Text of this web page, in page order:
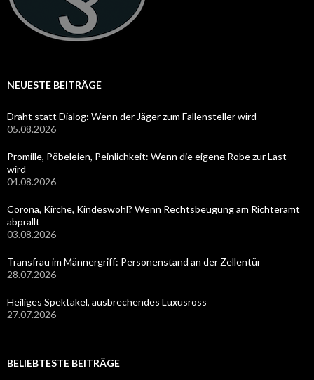
NEUESTE BEITRÄGE
Draht statt Dialog: Wenn der Jäger zum Fallensteller wird
05.08.2026
Promille, Pöbeleien, Peinlichkeit: Wenn die eigene Robe zur Last
wird
04.08.2026
Corona, Kirche, Kindeswohl? Wenn Rechtsbeugung am Richteramt
abprallt
03.08.2026
Transfrau im Männergriff: Personenstand an der Zellentür
28.07.2026
Heiliges Spektakel, ausbrechendes Luxusross
27.07.2026
BELIEBTESTE BEITRÄGE